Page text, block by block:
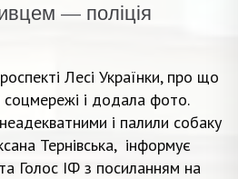
— поліція
Лесі Українки, про що
і додала фото.
і палили собаку
Тернівська, інформує
Голос ІФ з посиланням на